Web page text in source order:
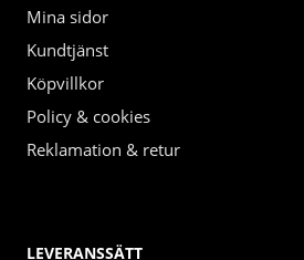
Mina sidor
Kundtjänst
Köpvillkor
Policy & cookies
Reklamation & retur
LEVERANSSÄTT